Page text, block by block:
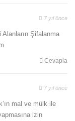
7 yıl önce
Alanların Şifalanma
Cevapla
7 yıl önce
mal ve mülk ile
izin